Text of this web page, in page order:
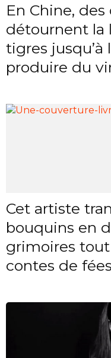
En Chine,
détournent la
tigres
produire du
Cet artiste
bouquins en
grimoires
contes de fées